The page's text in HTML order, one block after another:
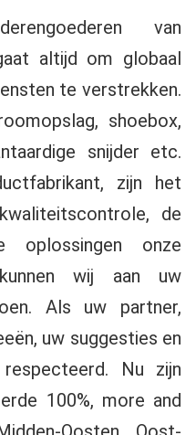
van
altijd om globaal
te verstrekken.
shoebox,
snijder etc.
zijn het
de
onze
wij aan uw
Als uw partner,
uw suggesties en
Nu zijn
100%, more and